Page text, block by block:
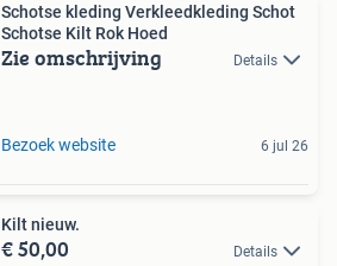
Schotse kleding Verkleedkleding Schot
Schotse Kilt Rok Hoed
Zie omschrijving Details
Bezoek website 6 jul 26
Kilt nieuw.
€ 50,00 Details